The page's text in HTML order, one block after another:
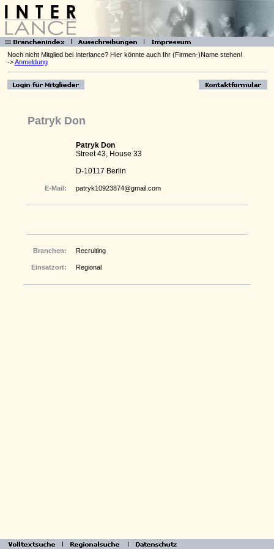
Noch nicht Mitglied bei Interlance? Hier könnte auch Ihr (Firmen-)Name stehen!
->Anmeldung
Patryk Don
Patryk Don
Street 43, House 33
D-10117 Berlin
E-Mail: patryk10923874@gmail.com
Branchen: Recruiting
Einsatzort: Regional